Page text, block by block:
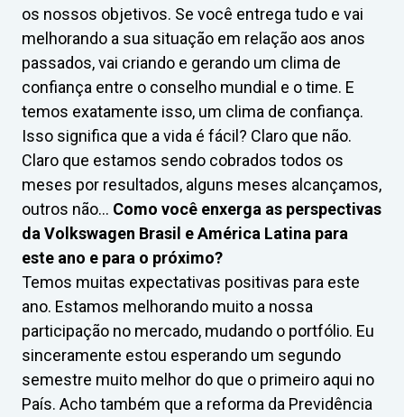
os nossos objetivos. Se você entrega tudo e vai
melhorando a sua situação em relação aos anos
passados, vai criando e gerando um clima de
confiança entre o conselho mundial e o time. E
temos exatamente isso, um clima de confiança.
Isso significa que a vida é fácil? Claro que não.
Claro que estamos sendo cobrados todos os
meses por resultados, alguns meses alcançamos,
outros não… Como você enxerga as perspectivas
da Volkswagen Brasil e América Latina para
este ano e para o próximo?
Temos muitas expectativas positivas para este
ano. Estamos melhorando muito a nossa
participação no mercado, mudando o portfólio. Eu
sinceramente estou esperando um segundo
semestre muito melhor do que o primeiro aqui no
País. Acho também que a reforma da Previdência